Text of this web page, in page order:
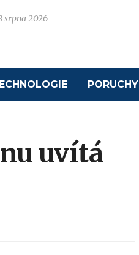
srpna 2026
PORUCHY
uvítá